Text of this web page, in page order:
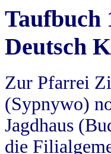
Taufbuch
Deutsch
Zur Pfarrei
(Sypnywo)
Jagdhaus
die